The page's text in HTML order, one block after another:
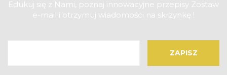
Edukuj się z Nami, poznaj innowacyjne przepisy Zostaw
e-mail i otrzymuj wiadomości na skrzynkę !